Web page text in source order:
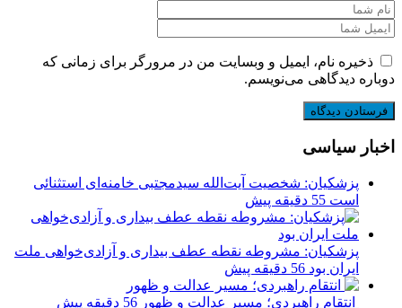
ذخیره نام، ایمیل و وبسایت من در مرورگر برای زمانی که
دوباره دیدگاهی می‌نویسم.
اخبار سیاسی
پزشکیان: شخصیت آیت‌الله سیدمجتبی خامنه‌ای استثنائی
است 55 دقیقه پیش
پزشکیان: مشروطه نقطه عطف بیداری و آزادی‌خواهی ملت
ایران بود 56 دقیقه پیش
انتقام راهبردی؛ مسیر عدالت و ظهور 56 دقیقه پیش